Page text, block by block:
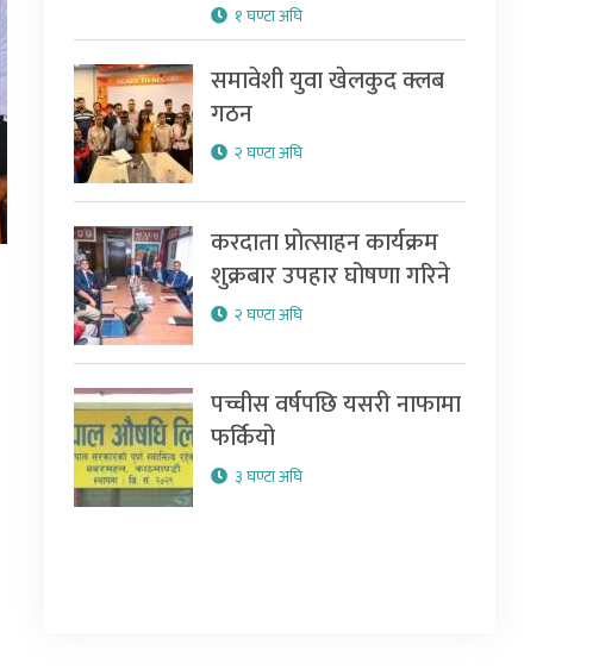
१ घण्टा अघि
समावेशी युवा खेलकुद क्लब
गठन
२ घण्टा अघि
करदाता प्रोत्साहन कार्यक्रम
शुक्रबार उपहार घोषणा गरिने
२ घण्टा अघि
पच्चीस वर्षपछि यसरी नाफामा
फर्कियो
३ घण्टा अघि